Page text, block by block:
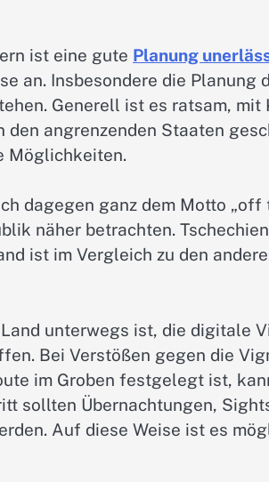
ist eine gute Planung
an. Insbesondere die Planung
Generell ist es ratsam, mit
angrenzenden Staaten
Möglichkeiten.
dagegen ganz dem Motto „off
näher betrachten.
ist im Vergleich zu den
unterwegs ist, die digitale
Bei Verstößen gegen die
im Groben festgelegt ist,
sollten Übernachtungen,
Auf diese Weise ist es